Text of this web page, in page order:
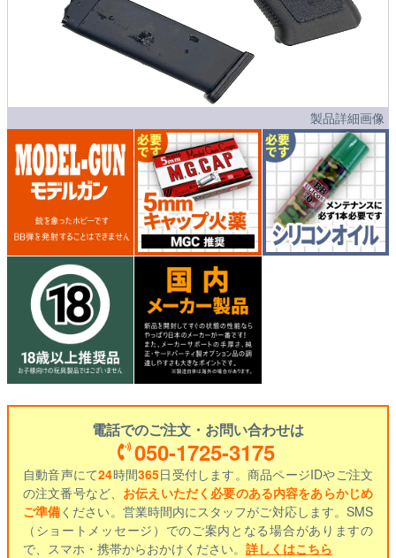
製品詳細画像
電話でのご注文・お問い合わせは
050-1725-3175
自動音声にて24時間365日受付します。商品ページIDやご注文
の注文番号など、 お伝えいただく必要のある内容をあらかじめ
ご準備ください。営業時間内にスタッフがご対応します。SMS
（ショートメッセージ）でのご案内となる場合がありますの
で、スマホ・携帯からおかけください。 詳しくはこちら